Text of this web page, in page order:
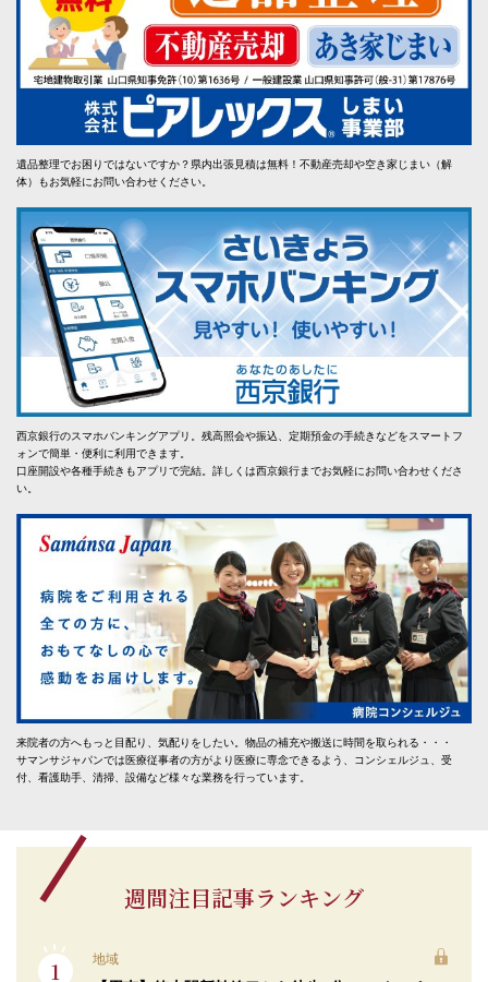
遺品整理でお困りではないですか？県内出張見積は無料！不動産売却や空き家じまい（解
体）もお気軽にお問い合わせください。
西京銀行のスマホバンキングアプリ。残高照会や振込、定期預金の手続きなどをスマートフ
ォンで簡単・便利に利用できます。
口座開設や各種手続きもアプリで完結。詳しくは西京銀行までお気軽にお問い合わせくださ
い。
来院者の方へもっと目配り、気配りをしたい。物品の補充や搬送に時間を取られる・・・
サマンサジャパンでは医療従事者の方がより医療に専念できるよう、コンシェルジュ、受
付、看護助手、清掃、設備など様々な業務を行っています。
週間注目記事ランキング
地域